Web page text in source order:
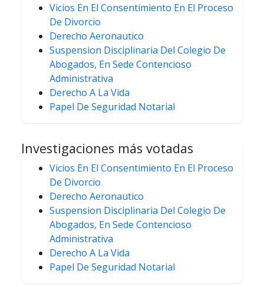
Vicios En El Consentimiento En El Proceso
De Divorcio
Derecho Aeronautico
Suspension Disciplinaria Del Colegio De
Abogados, En Sede Contencioso
Administrativa
Derecho A La Vida
Papel De Seguridad Notarial
Investigaciones más votadas
Vicios En El Consentimiento En El Proceso
De Divorcio
Derecho Aeronautico
Suspension Disciplinaria Del Colegio De
Abogados, En Sede Contencioso
Administrativa
Derecho A La Vida
Papel De Seguridad Notarial